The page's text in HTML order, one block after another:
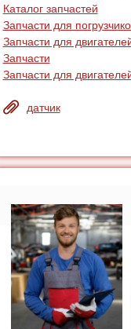
Каталог запчастей
Запчасти для
Запчасти для
Запчасти
Запчасти для
датчик